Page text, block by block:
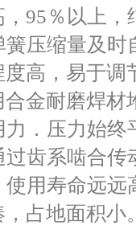
95％以上，
簧压缩量及时
高，易于调
金耐磨焊材
力．压力始
过齿系啮合
使用寿命远远
占地面积小。